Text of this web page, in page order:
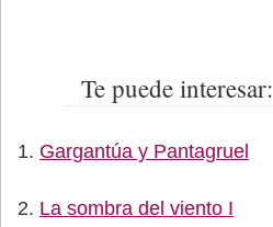
Te puede interesar:
Gargantúa y Pantagruel
La sombra del viento I